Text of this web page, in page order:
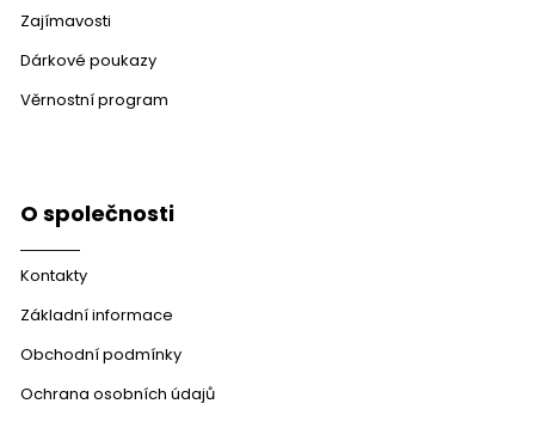
Zajímavosti
Dárkové poukazy
Věrnostní program
O společnosti
Kontakty
Základní informace
Obchodní podmínky
Ochrana osobních údajů